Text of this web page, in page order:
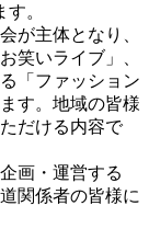
。
が主体となり、
笑いライブ」、
「ファッション
す。地域の皆様
だける内容で
画・運営する
関係者の皆様に